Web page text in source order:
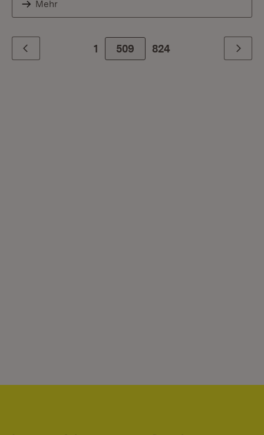
Mehr
Zurück 1 509 Zur letzte Seite
824 Weiter